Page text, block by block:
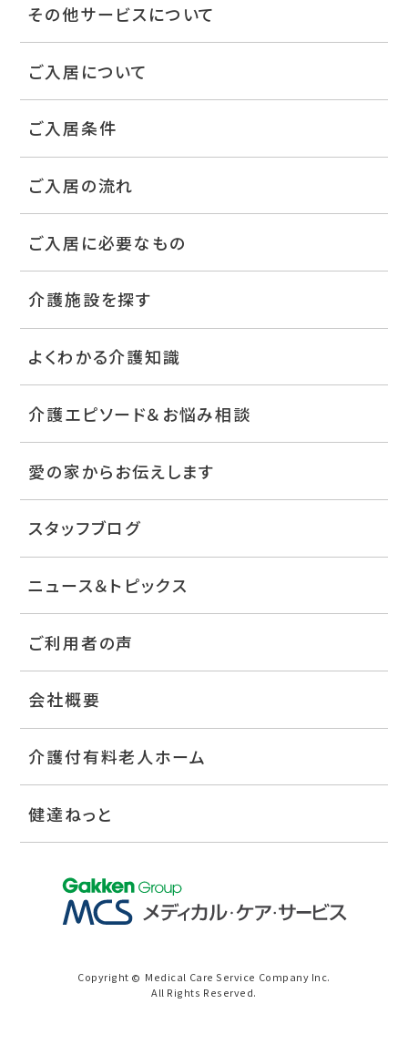
その他サービスについて
ご入居について
ご入居条件
ご入居の流れ
ご入居に必要なもの
介護施設を探す
よくわかる介護知識
介護エピソード＆お悩み相談
愛の家からお伝えします
スタッフブログ
ニュース＆トピックス
ご利用者の声
会社概要
介護付有料老人ホーム
健達ねっと
Copyright © Medical Care Service Company Inc.
All Rights Reserved.